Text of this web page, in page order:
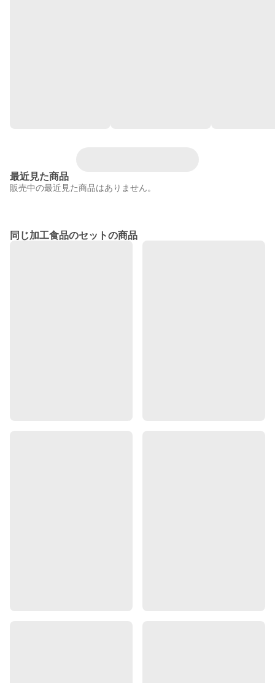
最近見た商品
販売中の最近見た商品はありません。
同じ加工食品のセットの商品